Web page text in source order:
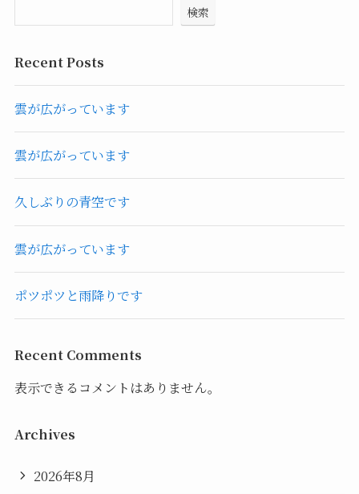
検索
Recent Posts
雲が広がっています
雲が広がっています
久しぶりの青空です
雲が広がっています
ポツポツと雨降りです
Recent Comments
表示できるコメントはありません。
Archives
2026年8月